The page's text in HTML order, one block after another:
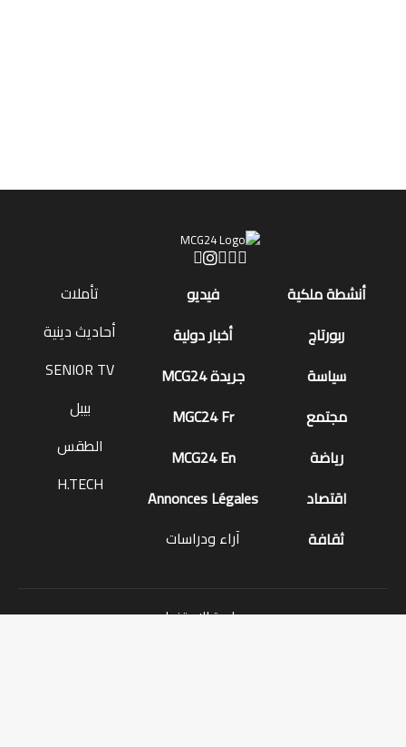
أنشطة ملكية
ربورتاج
سياسة
مجتمع
رياضة
اقتصاد
ثقافة
فيديو
أخبار دولية
جريدة MCG24
MGC24 Fr
MCG24 En
Annonces Légales
آراء ودراسات
تأملات
أحاديث دينية
SENIOR TV
بيبل
الطقس
H.TECH
سياسة الاستخدام